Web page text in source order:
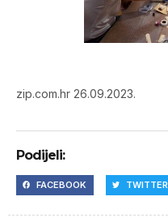
zip.com.hr 26.09.2023.
Podijeli:
FACEBOOK TWITTER